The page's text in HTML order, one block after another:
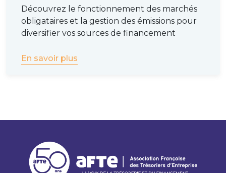
Découvrez le fonctionnement des marchés
obligataires et la gestion des émissions pour
diversifier vos sources de financement
En savoir plus